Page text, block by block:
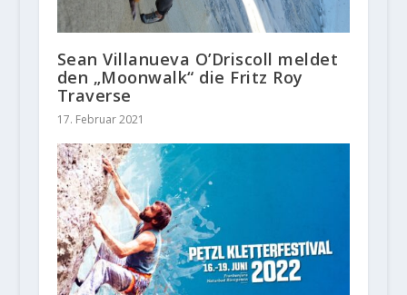
Sean Villanueva O’Driscoll meldet
den „Moonwalk“ die Fritz Roy
Traverse
17. Februar 2021